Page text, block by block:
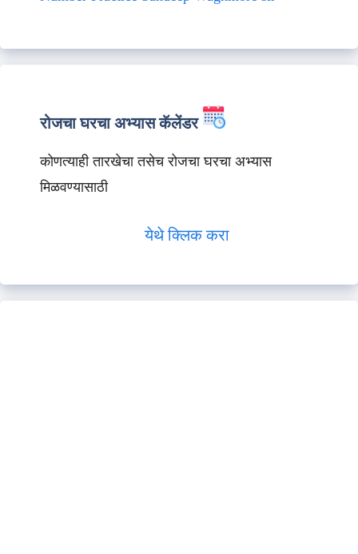
रोजचा घरचा अभ्यास कॅलेंडर
कोणत्याही तारखेचा तसेच रोजचा घरचा अभ्यास
मिळवण्यासाठी
येथे क्लिक करा